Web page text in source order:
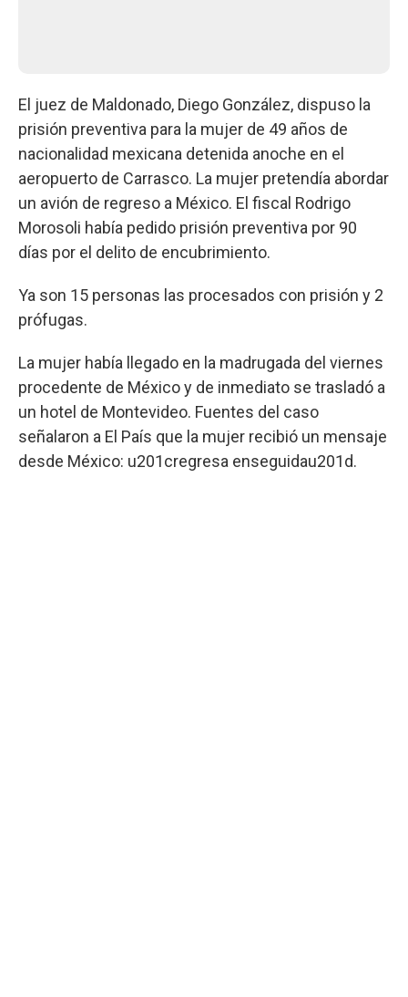
El juez de Maldonado, Diego González, dispuso la
prisión preventiva para la mujer de 49 años de
nacionalidad mexicana detenida anoche en el
aeropuerto de Carrasco. La mujer pretendía abordar
un avión de regreso a México. El fiscal Rodrigo
Morosoli había pedido prisión preventiva por 90
días por el delito de encubrimiento.
Ya son 15 personas las procesados con prisión y 2
prófugas.
La mujer había llegado en la madrugada del viernes
procedente de México y de inmediato se trasladó a
un hotel de Montevideo. Fuentes del caso
señalaron a El País que la mujer recibió un mensaje
desde México: u201cregresa enseguidau201d.